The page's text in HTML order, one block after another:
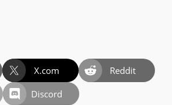
X.com
Reddit
Discord